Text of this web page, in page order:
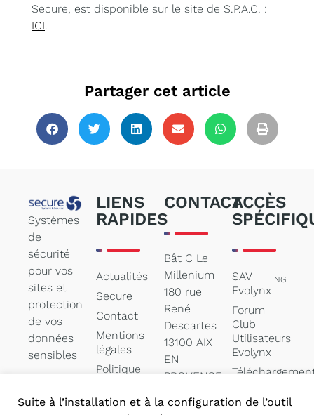
Suite à l’installation et à la configuration de l’outil
Secure, est disponible sur le site de S.P.A.C. :
ICI.
Partager cet article
Systèmes
de
sécurité
pour vos
sites et
protection
de vos
données
sensibles
LIENS
RAPIDES
Actualités
Secure
Contact
Mentions
légales
Politique
cookies
CONTACT
Bât C Le
Millenium
180 rue
René
Descartes
13100 AIX
EN
PROVENCE
contact@secure-
ACCÈS
SAV
Evolynx
NG
Forum
Club
Utilisateurs
Evolynx
documentation